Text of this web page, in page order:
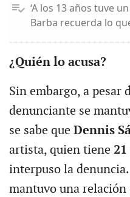
‘A los 13 años tuve
Barba recuerda lo
¿Quién lo acusa?
Sin embargo, a pesar
denunciante se
se sabe que Dennis
artista, quien tiene 21
interpuso la
mantuvo una